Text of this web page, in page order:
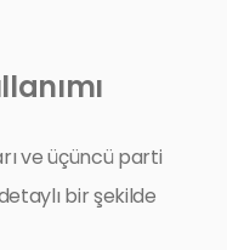
ve üçüncü parti
bir şekilde